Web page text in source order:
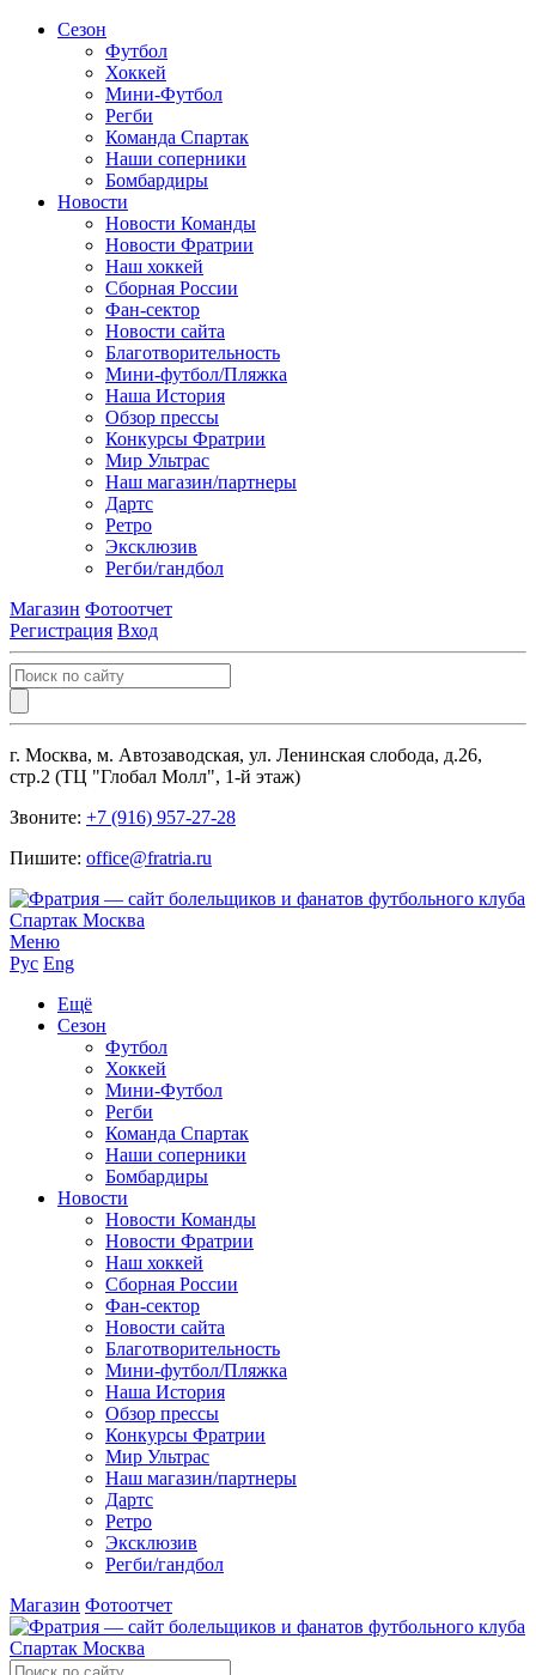
Сезон
Футбол
Хоккей
Мини-Футбол
Регби
Команда Спартак
Наши соперники
Бомбардиры
Новости
Новости Команды
Новости Фратрии
Наш хоккей
Сборная России
Фан-cектор
Новости сайта
Благотворительность
Мини-футбол/Пляжка
Наша История
Обзор прессы
Конкурсы Фратрии
Мир Ультрас
Наш магазин/партнеры
Дартс
Ретро
Эксклюзив
Регби/гандбол
Магазин Фотоотчет
Регистрация Вход
г. Москва, м. Автозаводская, ул. Ленинская слобода, д.26,
стр.2 (ТЦ "Глобал Молл", 1-й этаж)
Звоните: +7 (916) 957-27-28
Пишите: office@fratria.ru
Меню
Рус Eng
Ещё
Сезон
Футбол
Хоккей
Мини-Футбол
Регби
Команда Спартак
Наши соперники
Бомбардиры
Новости
Новости Команды
Новости Фратрии
Наш хоккей
Сборная России
Фан-cектор
Новости сайта
Благотворительность
Мини-футбол/Пляжка
Наша История
Обзор прессы
Конкурсы Фратрии
Мир Ультрас
Наш магазин/партнеры
Дартс
Ретро
Эксклюзив
Регби/гандбол
Магазин Фотоотчет